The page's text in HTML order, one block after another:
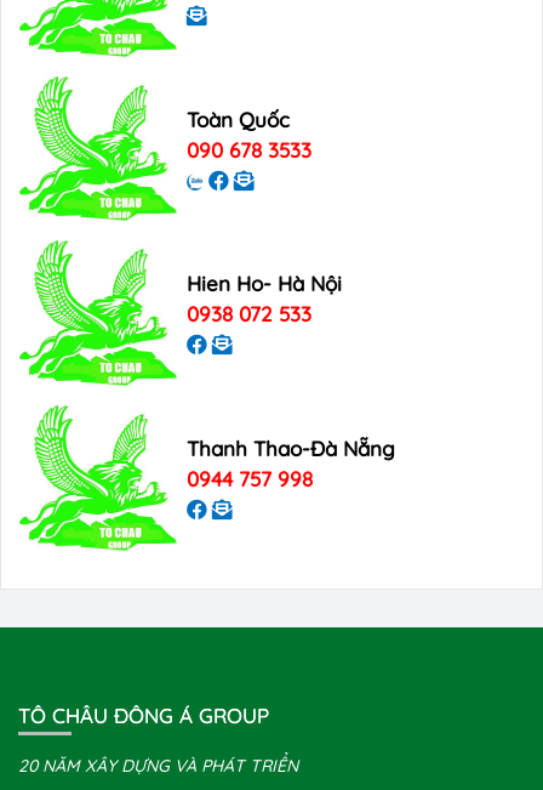
Toàn Quốc
090 678 3533
Hien Ho- Hà Nội
0938 072 533
Thanh Thao-Đà Nẵng
0944 757 998
TÔ CHÂU ĐÔNG Á GROUP
20 NĂM XÂY DỰNG VÀ PHÁT TRIỂN